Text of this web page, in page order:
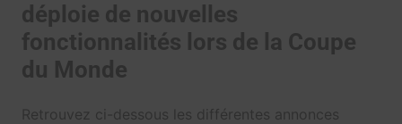
déploie de nouvelles
fonctionnalités lors de la Coupe
du Monde
Retrouvez ci-dessous les différentes annonces